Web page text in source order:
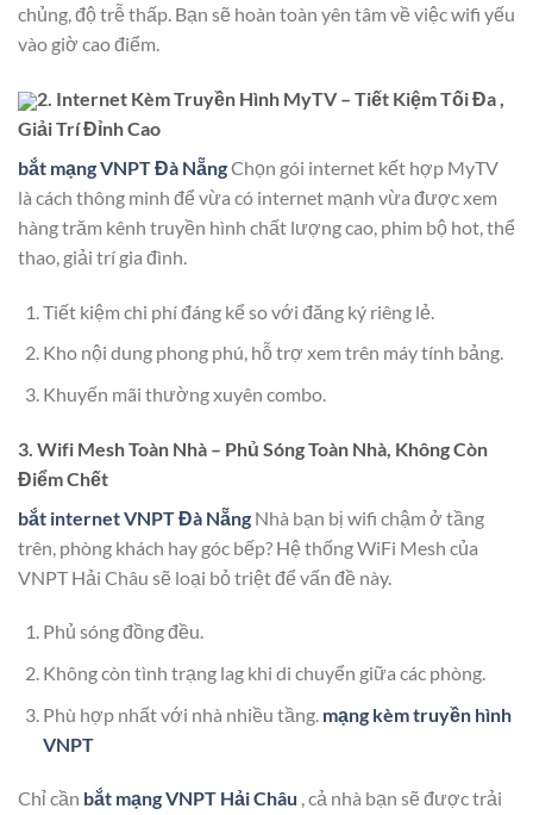
chủng, độ trễ thấp. Bạn sẽ hoàn toàn yên tâm về việc wifi yếu
vào giờ cao điểm.
2. Internet Kèm Truyền Hình MyTV – Tiết Kiệm Tối Đa ,
Giải Trí Đỉnh Cao
bắt mạng VNPT Đà NẵngChọn gói internet kết hợp MyTV
là cách thông minh để vừa có internet mạnh vừa được xem
hàng trăm kênh truyền hình chất lượng cao, phim bộ hot, thể
thao, giải trí gia đình.
Tiết kiệm chi phí đáng kể so với đăng ký riêng lẻ.
Kho nội dung phong phú, hỗ trợ xem trên máy tính bảng.
Khuyến mãi thường xuyên combo.
3. Wifi Mesh Toàn Nhà – Phủ Sóng Toàn Nhà, Không Còn
Điểm Chết
bắt internet VNPT Đà Nẵng Nhà bạn bị wifi chậm ở tầng
trên, phòng khách hay góc bếp? Hệ thống WiFi Mesh của
VNPT Hải Châu sẽ loại bỏ triệt để vấn đề này.
Phủ sóng đồng đều.
Không còn tình trạng lag khi di chuyển giữa các phòng.
Phù hợp nhất với nhà nhiều tầng. mạng kèm truyền hình
VNPT
Chỉ cần bắt mạng VNPT Hải Châu , cả nhà bạn sẽ được trải